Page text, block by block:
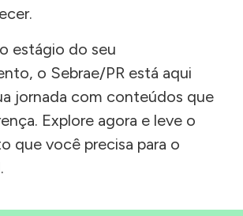
estágio do seu
o Sebrae/PR está aqui
jornada com conteúdos que
Explore agora e leve o
que você precisa para o